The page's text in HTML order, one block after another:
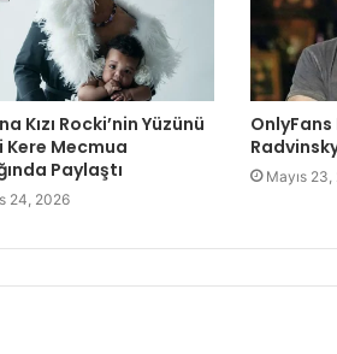
Kızı Rocki’nin Yüzünü
Kere Mecmua
Paylaştı
24, 2026
Mayıs